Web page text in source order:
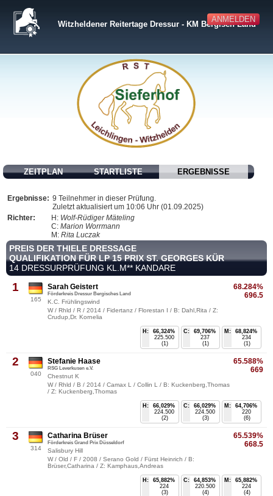
ANMELDEN
Witzheldener Reitertage Dressur - KM Bergisch Land
ZEITPLAN STARTLISTE ERGEBNISSE
Ergebnisse: 9 Teilnehmer in dieser Prüfung.
Zuletzt aktualisiert um 10:06 Uhr (01.09.2025)
Richter:
H: Wolf-Rüdiger Mäteling
C: Marion Worrmann
M: Rita Luczak
PREIS DER THIELE DRESSAGE
QUALIFIKATION FÜR LP 15 PRIX ST. GEORGES KÜR
14 DRESSURPRÜFUNG KL.M** KANDARE
1
165
68.284%
696.5
Sarah Geistert
Förderkreis Dressur Bergisches Land
K.C. Frühlingswind
W / Rhld / R / 2014 / Fidertanz / Florestan I / B: Dahl,Rita / Z:
Crudup,Dr. Kornelia
M:
68,824%
234
(1)
C:
69,706%
237
(1)
H:
66,324%
225.500
(1)
2
040
65.588%
669
Stefanie Haase
RSG Leverkusen e.V.
Chestnut K
W / Rhld / B / 2014 / Camax L / Collin L / B: Kuckenberg,Thomas
/ Z: Kuckenberg,Thomas
M:
64,706%
220
(6)
C:
66,029%
224.500
(3)
H:
66,029%
224.500
(2)
3
314
65.539%
668.5
Catharina Brüser
Förderkreis Grand Prix Düsseldorf
Salisbury Hill
W / Old / F / 2008 / Serano Gold / Fürst Heinrich / B:
Brüser,Catharina / Z: Kamphaus,Andreas
M:
65,882%
224
(4)
C:
64,853%
220.500
(4)
H:
65,882%
224
(3)